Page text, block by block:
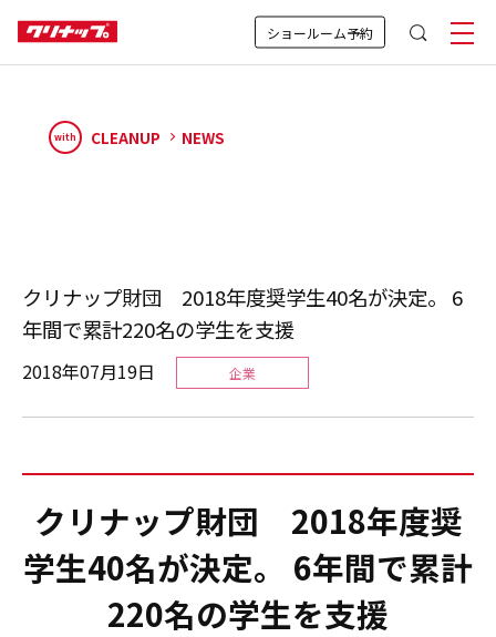
ショールーム予約
with CLEANUP NEWS
クリナップ財団 2018年度奨学生40名が決定。 6
年間で累計220名の学生を支援
2018年07月19日 企業
クリナップ財団 2018年度奨
学生40名が決定。 6年間で累計
220名の学生を支援